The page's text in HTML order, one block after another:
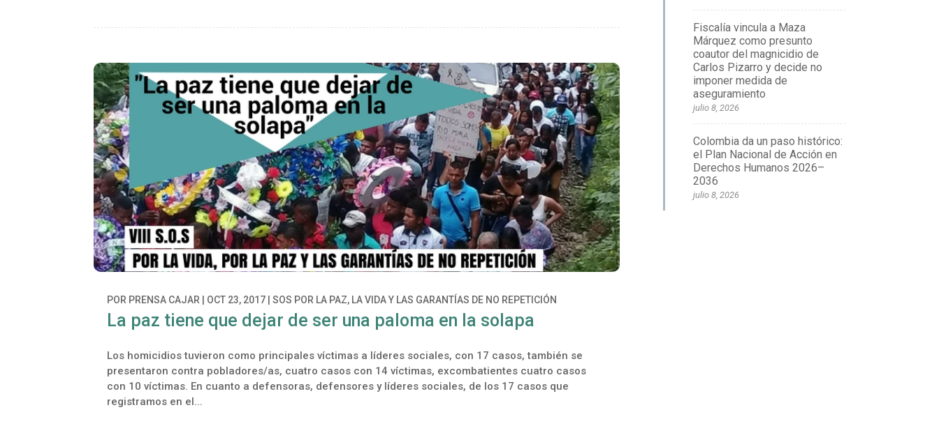
POR PRENSA CAJAR OCT 23, 2017 |SOS POR LA PAZ, LA VIDA Y LAS GARANTÍAS DE NO REPETICIÓN
La paz tiene que dejar de ser una paloma en la solapa
Los homicidios tuvieron como principales víctimas a líderes sociales, con 17 casos, también se
presentaron contra pobladores/as, cuatro casos con 14 víctimas, excombatientes cuatro casos
con 10 víctimas. En cuanto a defensoras, defensores y líderes sociales, de los 17 casos que
registramos en el...
Fiscalía vincula a Maza
Márquez como presunto
coautor del magnicidio de
Carlos Pizarro y decide no
imponer medida de
aseguramiento
julio 8, 2026
Colombia da un paso histórico:
el Plan Nacional de Acción en
Derechos Humanos 2026–
2036
julio 8, 2026